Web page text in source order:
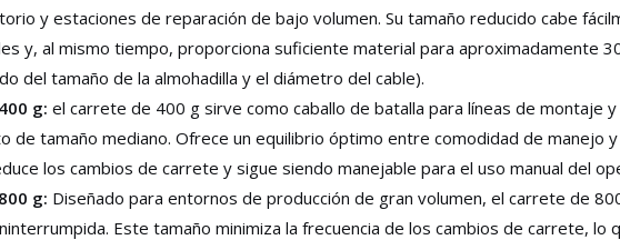
y estaciones de reparación de bajo volumen. Su tamaño reducido cabe
y, al mismo tiempo, proporciona suficiente material para aproximadamente
del tamaño de la almohadilla y el diámetro del cable).
g: el carrete de 400 g sirve como caballo de batalla para líneas de montaje y
de tamaño mediano. Ofrece un equilibrio óptimo entre comodidad de manejo
los cambios de carrete y sigue siendo manejable para el uso manual del
g: Diseñado para entornos de producción de gran volumen, el carrete de
Este tamaño minimiza la frecuencia de los cambios de carrete, lo